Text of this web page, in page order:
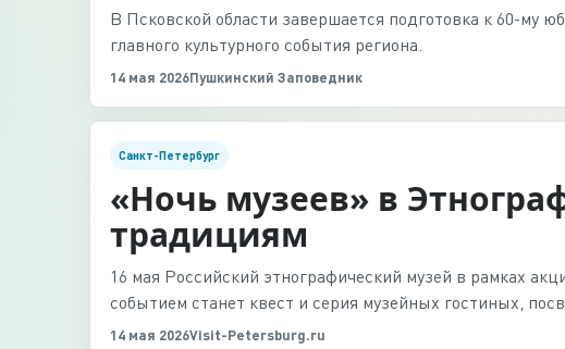
В Псковской области завершается подготовка к 60-му
главного культурного события региона.
14 мая 2026Пушкинский Заповедник
Санкт-Петербург
«Ночь музеев» в
традициям
16 мая Российский этнографический музей в рамках
событием станет квест и серия музейных гостиных,
14 мая 2026Visit-Petersburg.ru